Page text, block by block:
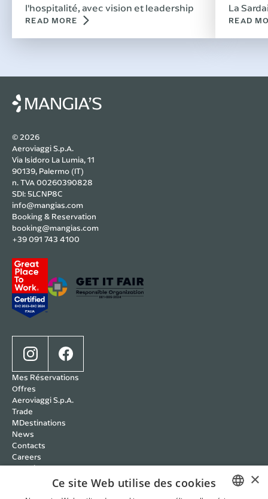
l'hospitalité, avec vision et leadership
READ MORE
La
READ
© 2026
Aeroviaggi S.p.A.
Via Isidoro La Lumia, 11
90139, Palermo (IT)
n. TVA 00260390828
SDI: 5LCNP8C
info@mangias.com
Booking & Reservation
booking@mangias.com
+39 091 743 4100
Mes Réservations
Offres
Aeroviaggi S.p.A.
Trade
MDestinations
News
Contacts
Careers
Wedding
Cookie policy
×
Ce site Web utilise des cookies